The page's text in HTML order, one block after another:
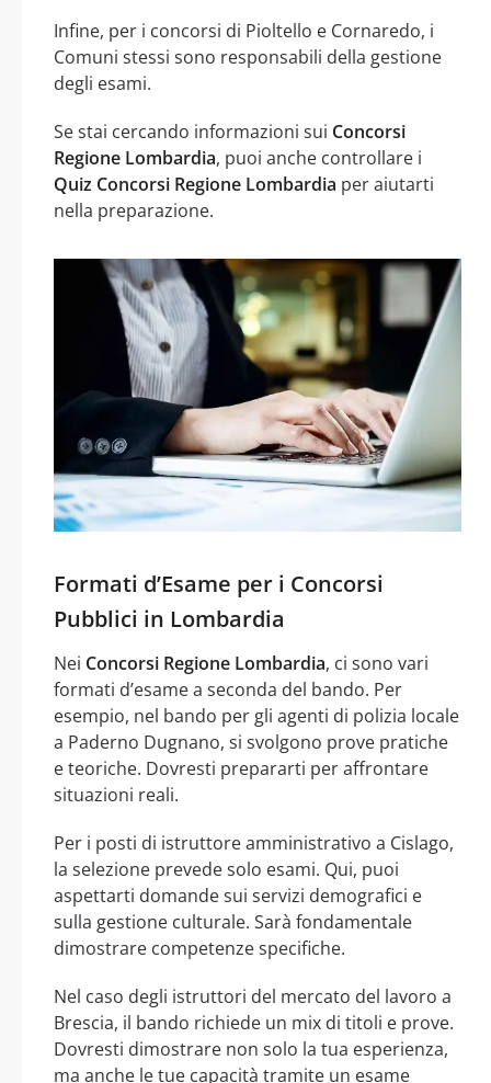
Infine, per i concorsi di Pioltello e Cornaredo, i
Comuni stessi sono responsabili della gestione
degli esami.
Se stai cercando informazioni sui Concorsi
Regione Lombardia, puoi anche controllare i
Quiz Concorsi Regione Lombardia per aiutarti
nella preparazione.
Formati d’Esame per i Concorsi
Pubblici in Lombardia
Nei Concorsi Regione Lombardia, ci sono vari
formati d’esame a seconda del bando. Per
esempio, nel bando per gli agenti di polizia locale
a Paderno Dugnano, si svolgono prove pratiche
e teoriche. Dovresti prepararti per affrontare
situazioni reali.
Per i posti di istruttore amministrativo a Cislago,
la selezione prevede solo esami. Qui, puoi
aspettarti domande sui servizi demografici e
sulla gestione culturale. Sarà fondamentale
dimostrare competenze specifiche.
Nel caso degli istruttori del mercato del lavoro a
Brescia, il bando richiede un mix di titoli e prove.
Dovresti dimostrare non solo la tua esperienza,
ma anche le tue capacità tramite un esame